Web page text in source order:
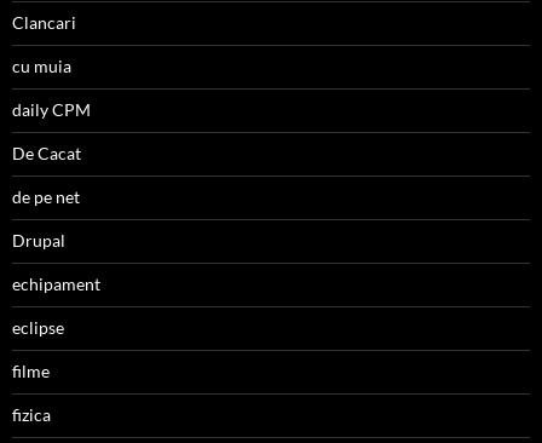
Clancari
cu muia
daily CPM
De Cacat
de pe net
Drupal
echipament
eclipse
filme
fizica